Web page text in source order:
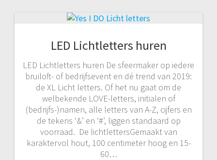
LED Lichtletters huren
LED Lichtletters huren De sfeermaker op iedere
bruiloft- of bedrijfsevent en dé trend van 2019:
de XL Licht letters. Of het nu gaat om de
welbekende LOVE-letters, initialen of
(bedrijfs-)namen, alle letters van A-Z, cijfers en
de tekens ‘&’ en ‘#’, liggen standaard op
voorraad. De lichtlettersGemaakt van
karaktervol hout, 100 centimeter hoog en 15-
60…